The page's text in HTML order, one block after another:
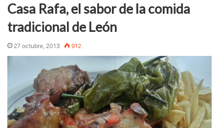
Casa Rafa, el sabor de la comida
tradicional de León
27 octubre, 2013 912